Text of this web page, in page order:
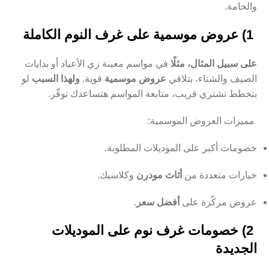
والخامة.
على سبيل المثال، مثلًا في مواسم معينة زي الأعياد أو بدايات
الصيف والشتاء، بتلاقي عروض موسمية قوية. ولهذا السبب لو
بتخطط تشتري قريب، متابعة المواسم هتساعدك توفّر.
مميزات العروض الموسمية:
خصومات أكبر على الموديلات المطلوبة.
خيارات متعددة من أثاث مودرن وكلاسيك.
عروض مركّزة على أفضل سعر .
2) خصومات غرف نوم على الموديلات
الجديدة